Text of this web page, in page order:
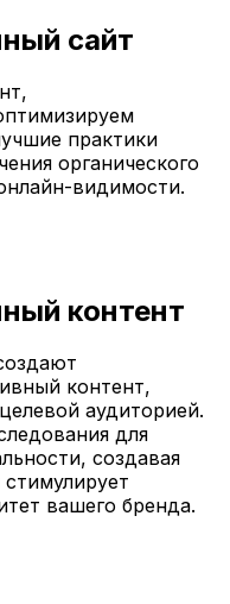
сайт
практики
органического
видимости.
контент
контент,
аудиторией.
для
создавая
вашего бренда.